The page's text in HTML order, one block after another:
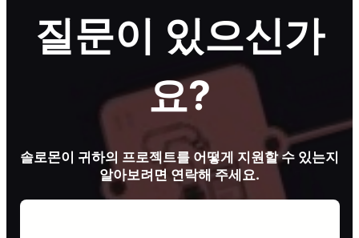
질문이 있으신가
요?
솔로몬이 귀하의 프로젝트를 어떻게 지원할 수 있는지
알아보려면 연락해 주세요.